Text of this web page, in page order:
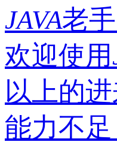
JAVA老手
欢迎使用
以上的
能力不